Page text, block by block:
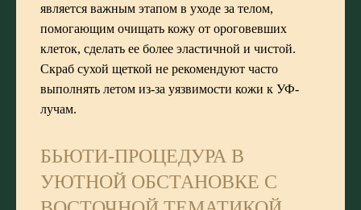
является важным этапом в уходе за телом,
помогающим очищать кожу от ороговевших
клеток, сделать ее более эластичной и чистой.
Скраб сухой щеткой не рекомендуют часто
выполнять летом из-за уязвимости кожи к УФ-
лучам.
БЬЮТИ-ПРОЦЕДУРА В
УЮТНОЙ ОБСТАНОВКЕ С